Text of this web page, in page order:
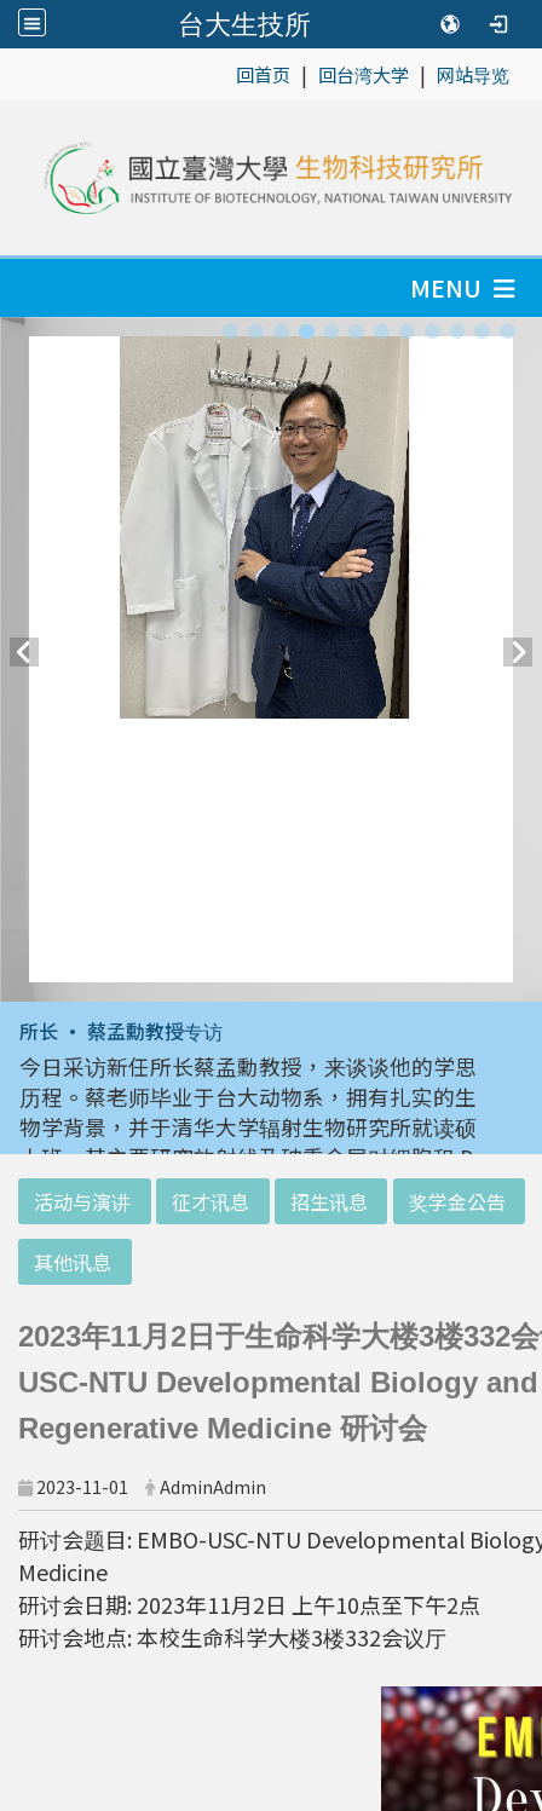
台大生技所
回首页 | 回台湾大学 | 网站导览
MENU
所长 • 蔡孟勳教授专访
今日采访新任所长蔡孟勳教授，来谈谈他的学思
历程。蔡老师毕业于台大动物系，拥有扎实的生
物学背景，并于清华大学辐射生物研究所就读硕
士班。其主要研究放射线及砷重金属对细胞和 D
NA 的伤害及细胞表型的改变。就读阳明大学博
士班时，选定研究长期暴露于低剂量辐射钢筋下
对人体的影响，并比较其他国家高剂量暴露下的
不同影响。在美国国家卫生研究院从事博士后研
金属以及辐射线等对肿瘤细胞的影响，同时有效
率分析以及整合生物芯片所产出之大数据。蔡老
师于1996年回到台湾大学任教后，继续以生物
芯片搭配生物资讯等为工具，开发专一性生物指
等在精准医疗上的应用。同时，蔡老师运用次世
代定序了解台湾乳癌病患中基因体中的变异以及
演化，试图了解癌症复发机制。同时透过次世代
定序解出台湾帝雉全基因体资讯。这样的讯息是
只能从基因组分析而无法从生态调查得知，在在
强调了解台湾特有物种基因资讯的重要性。
活动与演讲 征才讯息 招生讯息 奖学金公告
其他讯息
2023年11月2日于生命科学大楼3楼332
USC-NTU Developmental Biology and
Regenerative Medicine 研讨会
2023-11-01 AdminAdmin
研讨会题目: EMBO-USC-NTU Developmental
Medicine
研讨会日期: 2023年11月2日 上午10点至下午2点
研讨会地点: 本校生命科学大楼3楼332会议厅